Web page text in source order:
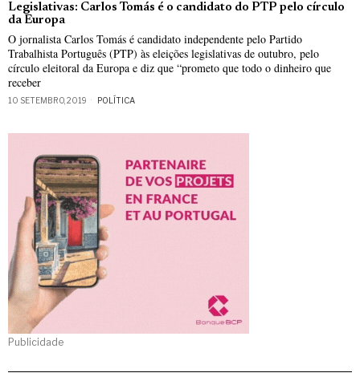
Legislativas: Carlos Tomás é o candidato do PTP pelo círculo
da Europa
O jornalista Carlos Tomás é candidato independente pelo Partido
Trabalhista Português (PTP) às eleições legislativas de outubro, pelo
círculo eleitoral da Europa e diz que “prometo que todo o dinheiro que
receber
10 SETEMBRO, 2019 POLÍTICA
Publicidade